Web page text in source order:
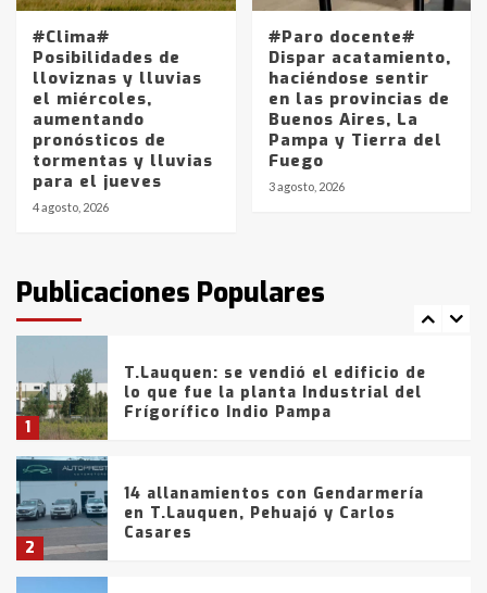
#Clima#
Posibilidades de
lloviznas y lluvias
el miércoles,
aumentando
pronósticos de
tormentas y lluvias
para el jueves
4 agosto, 2026
#Paro docente#
Dispar acatamiento,
haciéndose sentir
en las provincias de
Buenos Aires, La
Pampa y Tierra del
Fuego
3 agosto, 2026
Publicaciones Populares
5
Los precios de los combustibles en
La Pampa, desde YPF hasta Axion
entre 857 a 1338 pesos
6
La Bolsa de Cereales de Bahía
Blanca anticipa que Agosto vendrá
con lluvias y heladas, en gran parte
de la provincia
fueron detenidos por
comercialización de drogas en la
tarde del sábado
1
T.Lauquen: se vendió el edificio de
lo que fue la planta Industrial del
Frígorífico Indio Pampa
2
14 allanamientos con Gendarmería
en T.Lauquen, Pehuajó y Carlos
Casares